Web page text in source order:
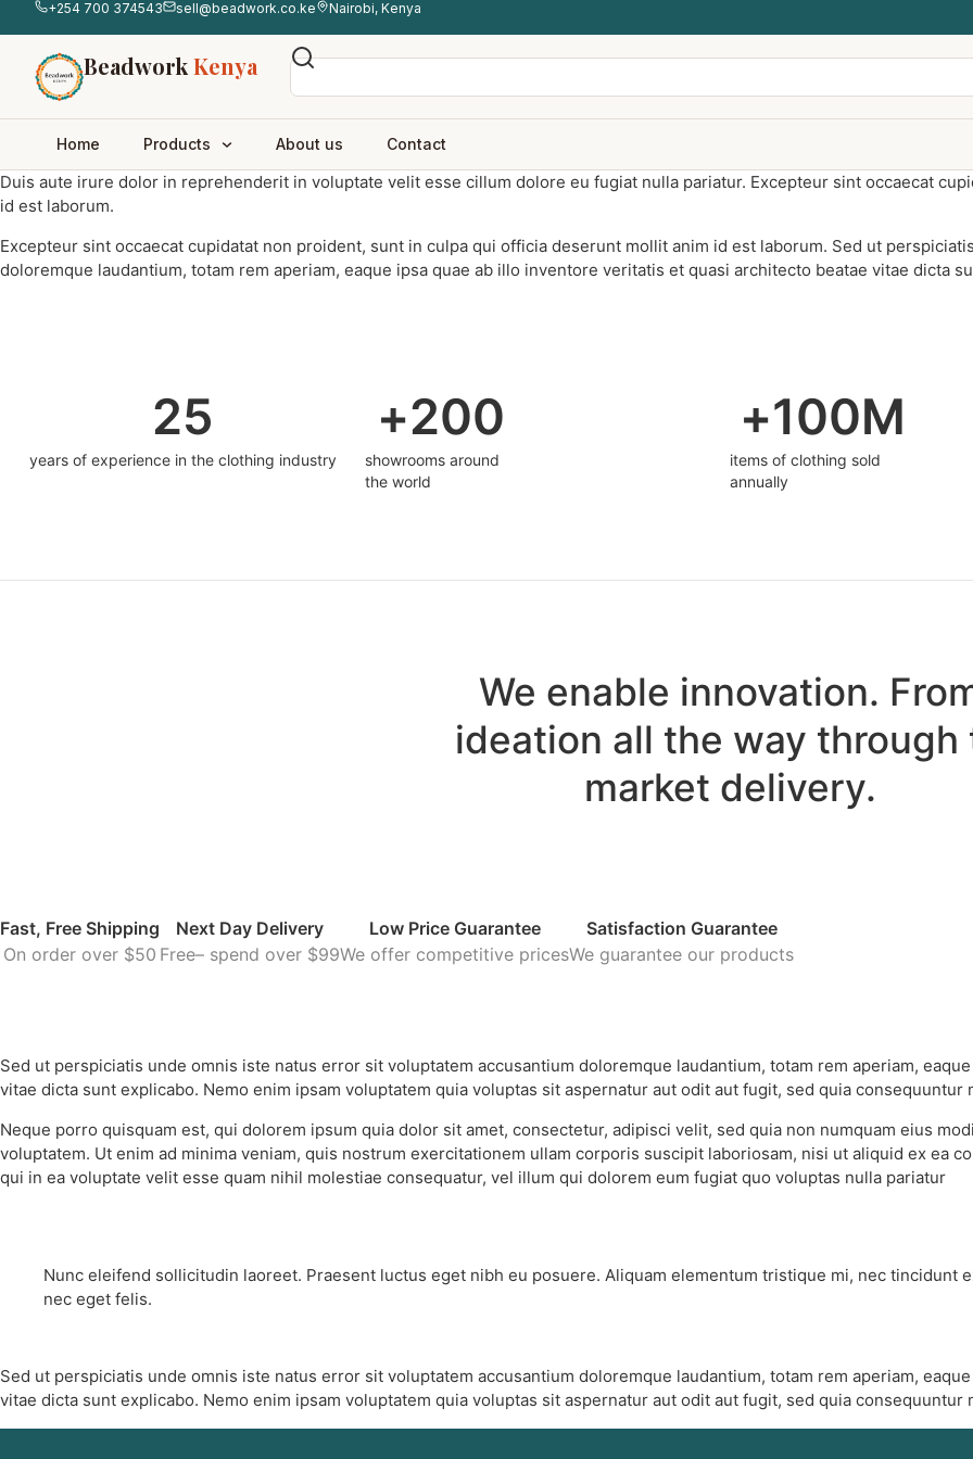
+254 700 374543 sell@beadwork.co.ke Nairobi, Kenya
BeadworkKenya
Home Products About us Contact
Duis aute irure dolor in reprehenderit in voluptate velit esse cillum dolore eu fugiat nulla pariatur. Excepteur sint occaecat
id est laborum.
Excepteur sint occaecat cupidatat non proident, sunt in culpa qui officia deserunt mollit anim id est laborum. Sed ut
doloremque laudantium, totam rem aperiam, eaque ipsa quae ab illo inventore veritatis et quasi architecto beatae vitae dicta
years of experience in the clothing industry
25
showrooms around
the world
+200
items of clothing sold
annually
+100M
We enable innovation.
ideation all the way through
market delivery.
Fast, Free Shipping
On order over $50
Next Day Delivery
Free– spend over $99
Low Price Guarantee
We offer competitive prices
Satisfaction Guarantee
We guarantee our products
Sed ut perspiciatis unde omnis iste natus error sit voluptatem accusantium doloremque laudantium, totam rem aperiam,
vitae dicta sunt explicabo. Nemo enim ipsam voluptatem quia voluptas sit aspernatur aut odit aut fugit, sed quia
Neque porro quisquam est, qui dolorem ipsum quia dolor sit amet, consectetur, adipisci velit, sed quia non numquam eius
voluptatem. Ut enim ad minima veniam, quis nostrum exercitationem ullam corporis suscipit laboriosam, nisi ut aliquid ex ea
qui in ea voluptate velit esse quam nihil molestiae consequatur, vel illum qui dolorem eum fugiat quo voluptas nulla pariatur
Nunc eleifend sollicitudin laoreet. Praesent luctus eget nibh eu posuere. Aliquam elementum tristique mi, nec tincidunt
nec eget felis.
Sed ut perspiciatis unde omnis iste natus error sit voluptatem accusantium doloremque laudantium, totam rem aperiam,
vitae dicta sunt explicabo. Nemo enim ipsam voluptatem quia voluptas sit aspernatur aut odit aut fugit, sed quia